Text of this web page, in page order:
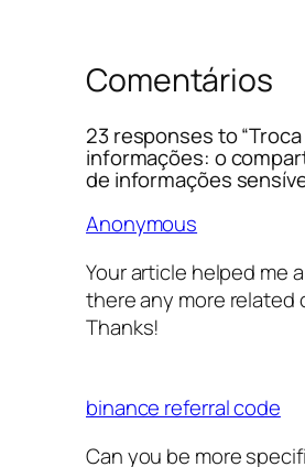
Comentários
23 responses to
informações: o
de informações
Anonymous
Your article helped me
there any more related
Thanks!
binance referral code
Can you be more